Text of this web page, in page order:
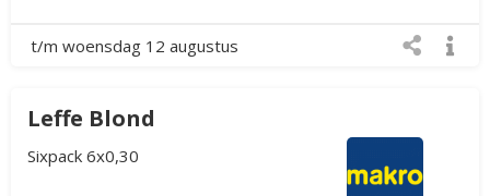
t/m woensdag 12 augustus
Leffe Blond
Sixpack 6x0,30